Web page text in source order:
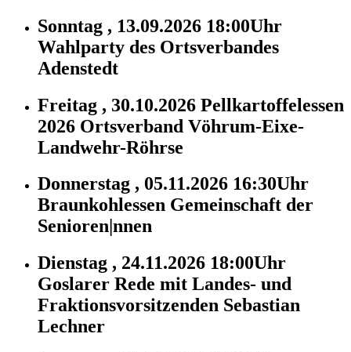
Sonntag , 13.09.2026 18:00Uhr
Wahlparty des Ortsverbandes
Adenstedt
Freitag , 30.10.2026 Pellkartoffelessen
2026 Ortsverband Vöhrum-Eixe-
Landwehr-Röhrse
Donnerstag , 05.11.2026 16:30Uhr
Braunkohlessen Gemeinschaft der
Senioren|nnen
Dienstag , 24.11.2026 18:00Uhr
Goslarer Rede mit Landes- und
Fraktionsvorsitzenden Sebastian
Lechner